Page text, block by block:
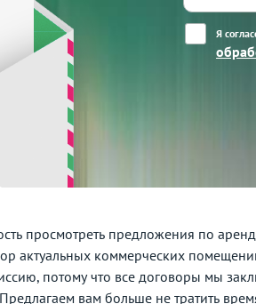
Я
просмотреть предложения по
актуальных коммерческих
потому что все договоры мы
вам больше не тратить